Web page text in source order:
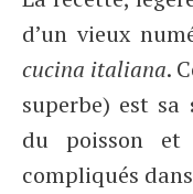
d’un vieux
cucina italiana.
superbe) est sa
du poisson et
compliqués